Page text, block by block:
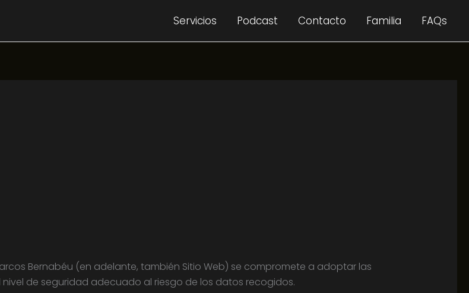
Servicios Podcast Contacto Familia FAQs
Bernabéu (en adelante, también Sitio Web) se compromete a adoptar las
de seguridad adecuado al riesgo de los datos recogidos.